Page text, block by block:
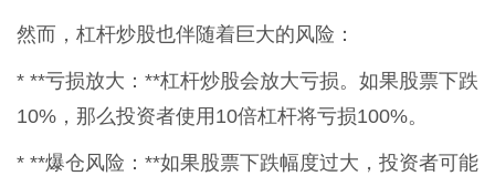
然而，杠杆炒股也伴随着巨大的风险：
* **亏损放大：**杠杆炒股会放大亏损。如果股票下跌
10%，那么投资者使用10倍杠杆将亏损100%。
* **爆仓风险：**如果股票下跌幅度过大，投资者可能